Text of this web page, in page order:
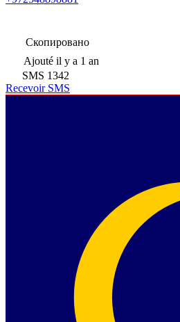
Скопировано
Ajouté il y a 1 an
SMS 1342
Recevoir SMS